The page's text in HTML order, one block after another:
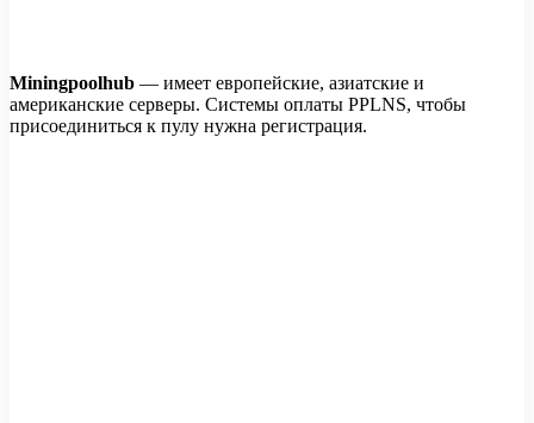
Miningpoolhub — имеет европейские, азиатские и
американские серверы. Системы оплаты PPLNS, чтобы
присоединиться к пулу нужна регистрация.